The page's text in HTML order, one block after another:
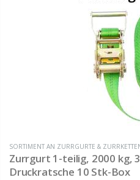
SORTIMENT AN ZURRGURTE &
Zurrgurt 1-teilig, 2000 kg,
Druckratsche 10 Stk-Box